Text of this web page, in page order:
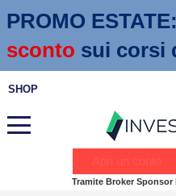
PROMO ESTATE:
sconto sui corsi
SHOP
Tramite Broker